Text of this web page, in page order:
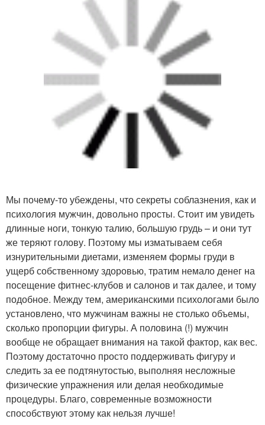
Мы почему-то убеждены, что секреты соблазнения, как и
психология мужчин, довольно просты. Стоит им увидеть
длинные ноги, тонкую талию, большую грудь – и они тут
же теряют голову. Поэтому мы изматываем себя
изнурительными диетами, изменяем формы груди в
ущерб собственному здоровью, тратим немало денег на
посещение фитнес-клубов и салонов и так далее, и тому
подобное. Между тем, американскими психологами было
установлено, что мужчинам важны не столько объемы,
сколько пропорции фигуры. А половина (!) мужчин
вообще не обращает внимания на такой фактор, как вес.
Поэтому достаточно просто поддерживать фигуру и
следить за ее подтянутостью, выполняя несложные
физические упражнения или делая необходимые
процедуры. Благо, современные возможности
способствуют этому как нельзя лучше!